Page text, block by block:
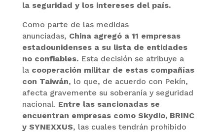
la seguridad y los intereses del país.
Como parte de las medidas
anunciadas, China agregó a 11 empresas
estadounidenses a su lista de entidades
no confiables. Esta decisión se atribuye a
la cooperación militar de estas compañías
con Taiwán, lo que, de acuerdo con Pekín,
afecta gravemente su soberanía y seguridad
nacional. Entre las sancionadas se
encuentran empresas como Skydio, BRINC
y SYNEXXUS, las cuales tendrán prohibido